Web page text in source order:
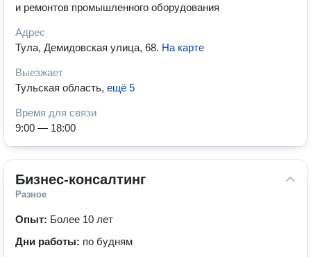
и ремонтов промышленного оборудования
Адрес
Тула, Демидовская улица, 68. На карте
Выезжает
Тульская область, ещё 5
Время для связи
9:00 — 18:00
Бизнес-консалтинг
Разное
Опыт: Более 10 лет
Дни работы: по будням